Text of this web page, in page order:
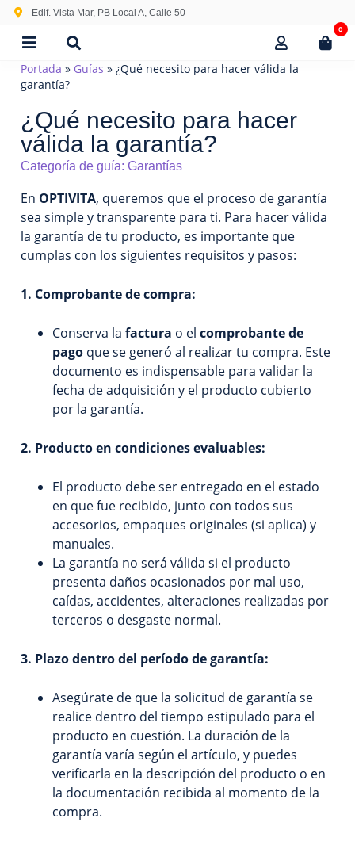
Edif. Vista Mar, PB Local A, Calle 50
0
Portada » Guías »¿Qué necesito para hacer válida la
garantía?
¿Qué necesito para hacer
válida la garantía?
Categoría de guía:Garantías
En OPTIVITA, queremos que el proceso de garantía
sea simple y transparente para ti. Para hacer válida
la garantía de tu producto, es importante que
cumplas con los siguientes requisitos y pasos:
1. Comprobante de compra:
Conserva lafactura o elcomprobante de
pago que se generó al realizar tu compra. Este
documento es indispensable para validar la
fecha de adquisición y el producto cubierto
por la garantía.
2. Producto en condiciones evaluables:
El producto debe ser entregado en el estado
en que fue recibido, junto con todos sus
accesorios, empaques originales (si aplica) y
manuales.
La garantía no será válida si el producto
presenta daños ocasionados por mal uso,
caídas, accidentes, alteraciones realizadas por
terceros o desgaste normal.
3. Plazo dentro del período de garantía:
Asegúrate de que la solicitud de garantía se
realice dentro del tiempo estipulado para el
producto en cuestión. La duración de la
garantía varía según el artículo, y puedes
verificarla en la descripción del producto o en
la documentación recibida al momento de la
compra.